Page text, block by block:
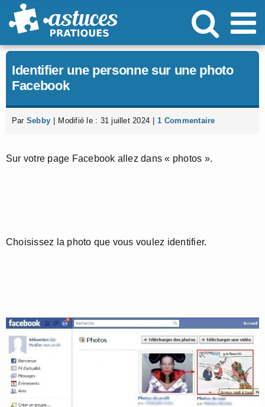
Passer
au
Identifier une personne sur une photo
Facebook
Par Sebby Modifié le : 31 juillet 2024 1 Commentaire
Sur votre page Facebook allez dans « photos ».
Choisissez la photo que vous voulez identifier.